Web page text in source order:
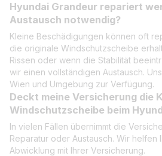
Hyundai Grandeur repariert
Austausch notwendig?
Kleine Beschädigungen können oft
die originale Windschutzscheibe
Rissen oder wenn die Stabilität
wir einen vollständigen Austausch.
Wien und Umgebung zur Verfügung.
Deckt meine Versicherung die
Windschutzscheibe beim
In vielen Fällen übernimmt die
Reparatur oder Austausch. Wir
Abwicklung mit Ihrer Versicherung.